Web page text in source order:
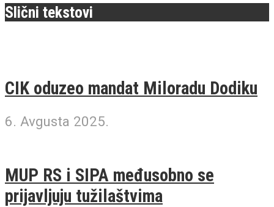
Slični tekstovi
CIK oduzeo mandat Miloradu Dodiku
6. Avgusta 2025.
MUP RS i SIPA međusobno se
prijavljuju tužilaštvima